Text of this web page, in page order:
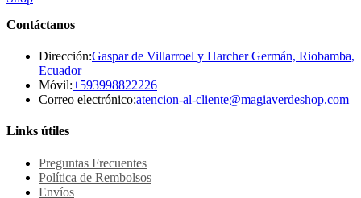
Contáctanos
Dirección:Gaspar de Villarroel y Harcher Germán, Riobamba,
Ecuador
Móvil:+593998822226Se
abre
Correo electrónico:atencion-al-cliente@magiaverdeshop.comSe
Links útiles
Preguntas Frecuentes
Política de Rembolsos
Envíos